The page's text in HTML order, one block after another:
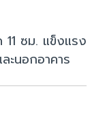
ซม. แข็งแรง
ะนอกอาคาร